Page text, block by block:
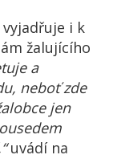
i k
žalujícího
a
neboť zde
jen
uvádí na